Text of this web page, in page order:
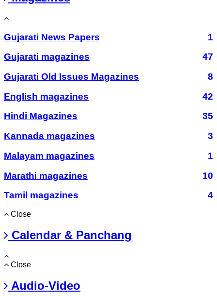
Gujarati News Papers
1
Gujarati magazines
47
Gujarati Old Issues Magazines
8
English magazines
42
Hindi Magazines
35
Kannada magazines
3
Malayam magazines
1
Marathi magazines
10
Tamil magazines
4
Close
Calendar & Panchang
Close
Audio-Video